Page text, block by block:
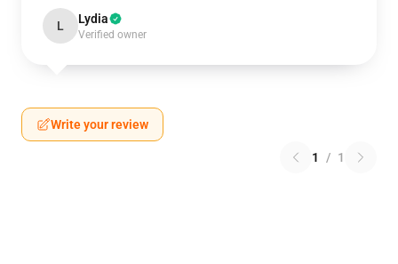
L Lydia
Verified owner
Write your review
1 / 1